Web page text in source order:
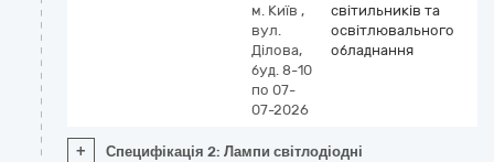
м. Київ ,
вул.
Ділова,
буд. 8-10
по 07-
07-2026
світильників та
освітлювального
обладнання
+ Специфікація 2: Лампи світлодіодні